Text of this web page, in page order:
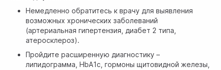
Немедленно обратитесь к врачу для выявления
возможных хронических заболеваний
(артериальная гипертензия, диабет 2 типа,
атеросклероз).
Пройдите расширенную диагностику –
липидограмма, HbA1c, гормоны щитовидной железы,